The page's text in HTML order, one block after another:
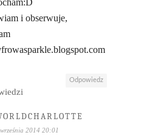
i obserwuje,
Odpowiedz
2014 20:01